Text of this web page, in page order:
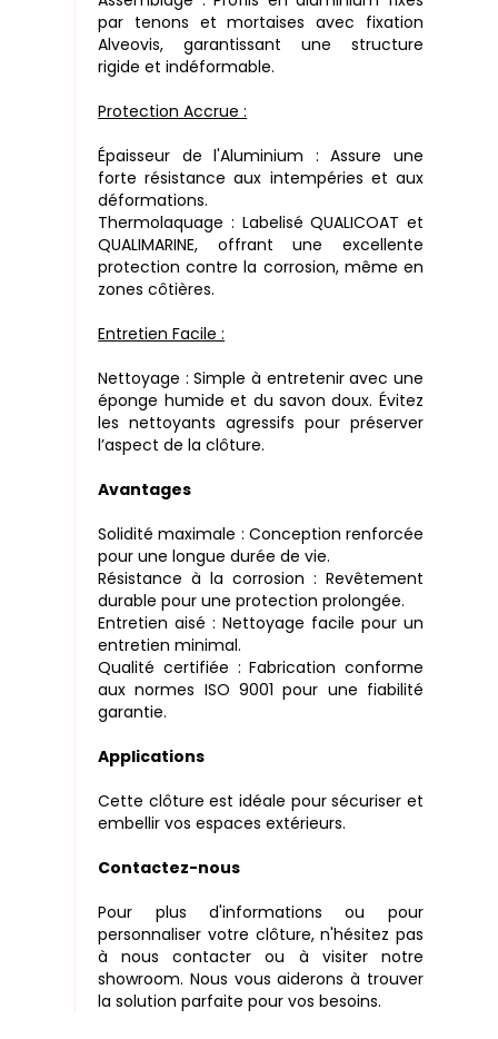
par tenons et mortaises avec fixation
Alveovis, garantissant une structure
rigide et indéformable.
Protection Accrue :
Épaisseur de l'Aluminium : Assure une
forte résistance aux intempéries et aux
déformations.
Thermolaquage : Labelisé QUALICOAT et
QUALIMARINE, offrant une excellente
protection contre la corrosion, même en
zones côtières.
Entretien Facile :
Nettoyage : Simple à entretenir avec une
éponge humide et du savon doux. Évitez
les nettoyants agressifs pour préserver
l’aspect de la clôture.
Avantages
Solidité maximale : Conception renforcée
pour une longue durée de vie.
Résistance à la corrosion : Revêtement
durable pour une protection prolongée.
Entretien aisé : Nettoyage facile pour un
entretien minimal.
Qualité certifiée : Fabrication conforme
aux normes ISO 9001 pour une fiabilité
garantie.
Applications
Cette clôture est idéale pour sécuriser et
embellir vos espaces extérieurs.
Contactez-nous
Pour plus d'informations ou pour
personnaliser votre clôture, n'hésitez pas
à nous contacter ou à visiter notre
showroom. Nous vous aiderons à trouver
la solution parfaite pour vos besoins.